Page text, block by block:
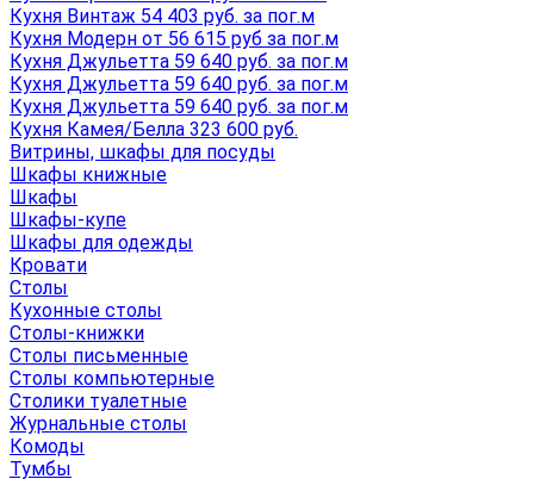
Кухня Винтаж 54 403 руб. за пог.м
Кухня Модерн от 56 615 руб за пог.м
Кухня Джульетта 59 640 руб. за пог.м
Кухня Джульетта 59 640 руб. за пог.м
Кухня Джульетта 59 640 руб. за пог.м
Кухня Камея/Белла 323 600 руб.
Витрины, шкафы для посуды
Шкафы книжные
Шкафы
Шкафы-купе
Шкафы для одежды
Кровати
Столы
Кухонные столы
Столы-книжки
Столы письменные
Столы компьютерные
Столики туалетные
Журнальные столы
Комоды
Тумбы